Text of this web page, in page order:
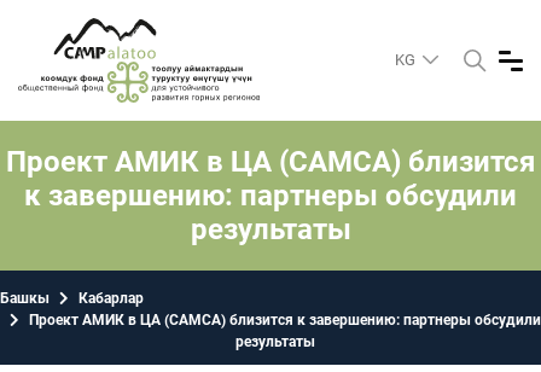
KG
Проект АМИК в ЦА (САМСА) близится
к завершению: партнеры обсудили
результаты
Башкы
Кабарлар
Проект АМИК в ЦА (САМСА) близится к завершению: партнеры обсудили
результаты